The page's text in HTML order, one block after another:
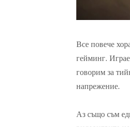
Все повече
гейминг.
говорим за
напрежение.
Аз също съм